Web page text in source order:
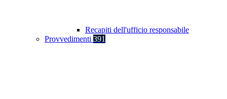
Recapiti dell'ufficio responsabile
Provvedimenti 391